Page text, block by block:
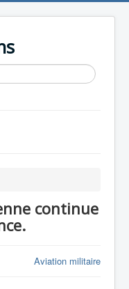
continue
Aviation militaire